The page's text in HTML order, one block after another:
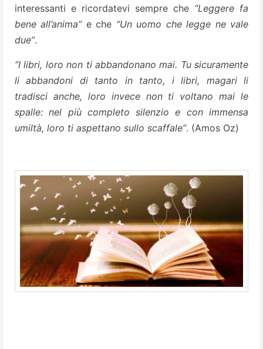
interessanti e ricordatevi sempre che “Leggere fa
bene all’anima”e che “Un uomo che legge ne vale
due”.
“I libri, loro non ti abbandonano mai. Tu sicuramente
li abbandoni di tanto in tanto, i libri, magari li
tradisci anche, loro invece non ti voltano mai le
spalle: nel più completo silenzio e con immensa
umiltà, loro ti aspettano sullo scaffale”. (Amos Oz)